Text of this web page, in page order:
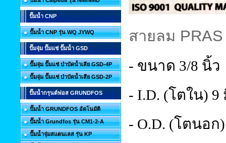
ปั๊มน้ำ CNP
ปั๊มน้ำ CNP รุ่น WQ JYWQ
ปั๊มจุ่ม ปั๊มแช่ ปั๊มน้ำ GSD
ปั๊มจุ่ม ปั๊มแช่ บำบัดน้ำเสีย GSD-4P
ปั๊มจุ่ม ปั๊มแช่ บำบัดน้ำเสีย GSD-2P
ปั๊มน้ำกรุนด์ฟอส GRUNDFOS
ปั๊มน้ำ GRUNDFOS อัตโนมัติ
ปั๊มน้ำ Grundfos รุ่น CM1-2-A
ปั๊มน้ำจุ่มสแตนเลส รุ่น KP
สายลม
- ขนาด 3/8 นิ้ว
- I.D. (โตใน) 9
- O.D. (โตนอก